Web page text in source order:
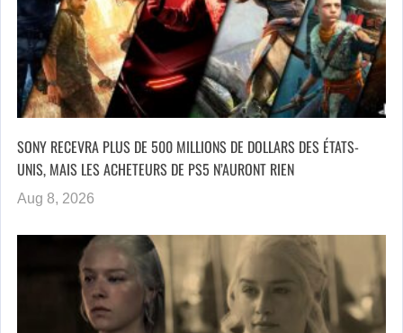
SONY RECEVRA PLUS DE 500 MILLIONS DE DOLLARS DES ÉTATS-
UNIS, MAIS LES ACHETEURS DE PS5 N’AURONT RIEN
Aug 8, 2026